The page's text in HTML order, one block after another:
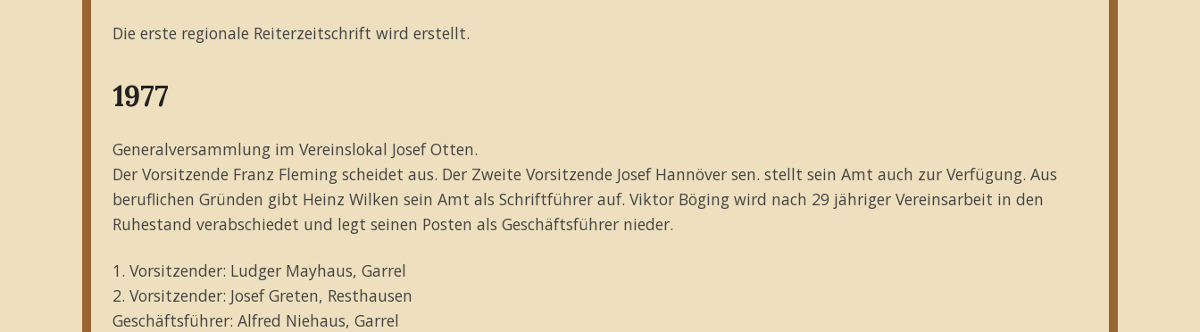
Die erste regionale Reiterzeitschrift wird erstellt.
1977
Generalversammlung im Vereinslokal Josef Otten.
Der Vorsitzende Franz Fleming scheidet aus. Der Zweite Vorsitzende Josef Hannöver sen. stellt sein Amt auch zur Verfügung. Aus
beruflichen Gründen gibt Heinz Wilken sein Amt als Schriftführer auf. Viktor Böging wird nach 29 jähriger Vereinsarbeit in den
Ruhestand verabschiedet und legt seinen Posten als Geschäftsführer nieder.
1. Vorsitzender: Ludger Mayhaus, Garrel
2. Vorsitzender: Josef Greten, Resthausen
Geschäftsführer: Alfred Niehaus, Garrel